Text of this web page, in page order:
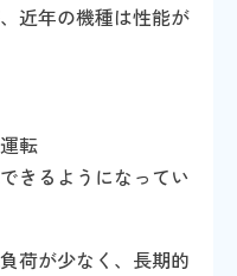
近年の機種は性能が
転
きるようになってい
荷が少なく、長期的